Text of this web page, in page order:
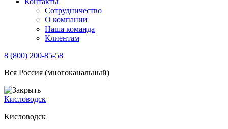
Сотрудничество
О компании
Наша команда
Клиентам
8 (800) 200-85-58
Вся Россия (многоканальный)
Кисловодск
Кисловодск